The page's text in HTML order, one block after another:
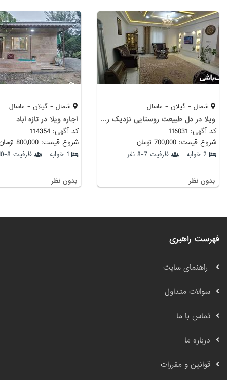
شمال - گیلان - ماسال
ویلا در دل طبیعت روستایی نزدیک رودخانه
کد آگهی: 116031
شروع قیمت: 700,000 تومان
2 خوابه ظرفیت 7-8 نفر
بدون نظر
شمال - گیلان - ماسال
اجاره ویلا در تازه اباد
کد آگهی: 114354
شروع قیمت: 800,000 تومان
1 خوابه ظرفیت 8-10 نفر
بدون نظر
فهرست راهبری
راهنمای سایت
سوالات متداول
تماس با ما
درباره ما
قوانین و مقررات